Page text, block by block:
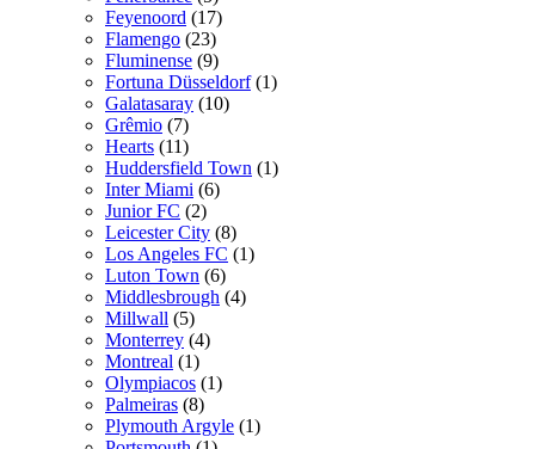
Feyenoord (17)
Flamengo (23)
Fluminense (9)
Fortuna Düsseldorf (1)
Galatasaray (10)
Grêmio (7)
Hearts (11)
Huddersfield Town (1)
Inter Miami (6)
Junior FC (2)
Leicester City (8)
Los Angeles FC (1)
Luton Town (6)
Middlesbrough (4)
Millwall (5)
Monterrey (4)
Montreal (1)
Olympiacos (1)
Palmeiras (8)
Plymouth Argyle (1)